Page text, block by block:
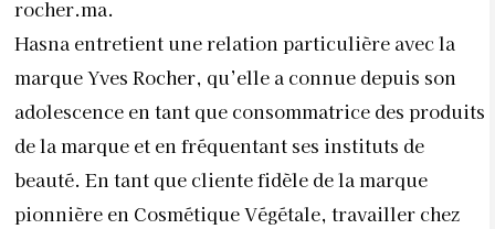
rocher.ma.
Hasna entretient une relation particulière avec la
marque Yves Rocher, qu’elle a connue depuis son
adolescence en tant que consommatrice des produits
de la marque et en fréquentant ses instituts de
beauté. En tant que cliente fidèle de la marque
pionnière en Cosmétique Végétale, travailler chez